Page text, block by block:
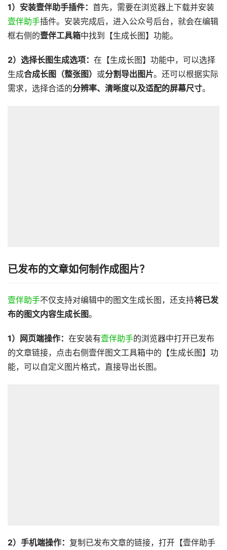
1）安装壹伴助手插件： 首先，需要在浏览器上下载并安装
壹伴助手插件。安装完成后，进入公众号后台，就会在编辑
框右侧的壹伴工具箱中找到【生成长图】功能。
2）选择长图生成选项： 在【生成长图】功能中，可以选择
生成合成长图（整张图） 或分割导出图片。还可以根据实际
需求，选择合适的分辨率、清晰度以及适配的屏幕尺寸。
已发布的文章如何制作成图片？
壹伴助手不仅支持对编辑中的图文生成长图，还支持将已发
布的图文内容生成长图。
1）网页端操作： 在安装有壹伴助手的浏览器中打开已发布
的文章链接，点击右侧壹伴图文工具箱中的【生成长图】功
能，可以自定义图片格式，直接导出长图。
2）手机端操作： 复制已发布文章的链接，打开【壹伴助手